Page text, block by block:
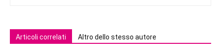
Articoli correlati Altro dello stesso autore